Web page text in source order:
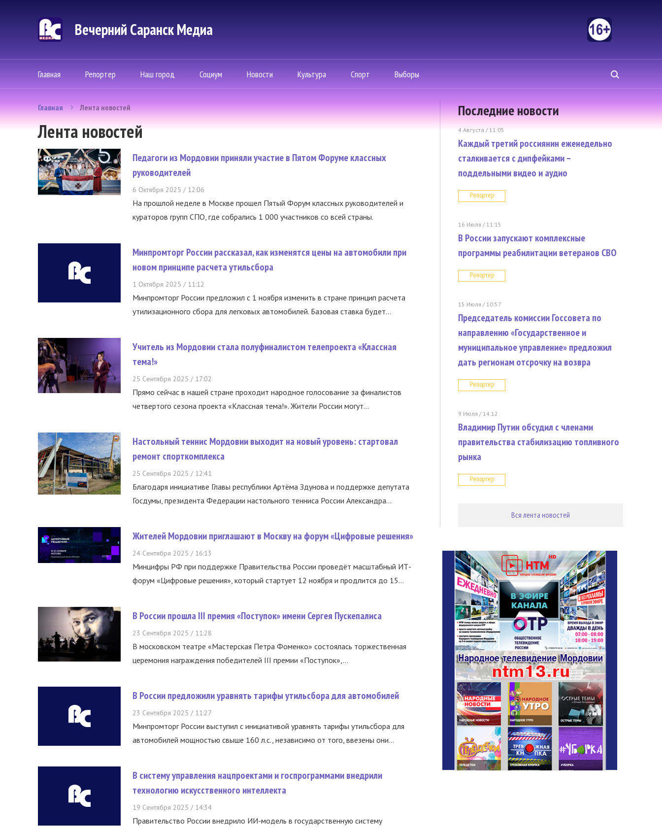
Вечерний Саранск Mедиа
Главная Репортер Наш город Социум Новости Культура Спорт Выборы
Главная Лента новостей
Лента новостей
Педагоги из Мордовии приняли участие в Пятом Форуме классных
руководителей
6 Октября 2025 / 12:06
На прошлой неделе в Москве прошел Пятый Форум классных руководителей и
кураторов групп СПО, где собрались 1 000 участников со всей страны.
Минпромторг России рассказал, как изменятся цены на автомобили при
новом принципе расчета утильсбора
1 Октября 2025 / 11:12
Минпромторг России предложил с 1 ноября изменить в стране принцип расчета
утилизационного сбора для легковых автомобилей. Базовая ставка будет...
Учитель из Мордовии стала полуфиналистом телепроекта «Классная
тема!»
25 Сентября 2025 / 17:02
Прямо сейчас в нашей стране проходит народное голосование за финалистов
четвертого сезона проекта «Классная тема!». Жители России могут...
Настольный теннис Мордовии выходит на новый уровень: стартовал
ремонт спорткомплекса
25 Сентября 2025 / 12:41
Благодаря инициативе Главы республики Артёма Здунова и поддержке депутата
Госдумы, президента Федерации настольного тенниса России Александра...
Жителей Мордовии приглашают в Москву на форум «Цифровые решения»
24 Сентября 2025 / 16:13
Минцифры РФ при поддержке Правительства России проведёт масштабный ИТ-
форум «Цифровые решения», который стартует 12 ноября и продлится до 15...
В России прошла III премия «Поступок» имени Сергея Пускепалиса
23 Сентября 2025 / 11:28
В московском театре «Мастерская Петра Фоменко» состоялась торжественная
церемония награждения победителей III премии «Поступок»,...
В России предложили уравнять тарифы утильсбора для автомобилей
23 Сентября 2025 / 11:27
Минпромторг России выступил с инициативой уравнять тарифы утильсбора для
автомобилей мощностью свыше 160 л.с., независимо от того, ввезены они...
В систему управления нацпроектами и госпрограммами внедрили
технологию искусственного интеллекта
19 Сентября 2025 / 14:34
Правительство России внедрило ИИ-модель в государственную систему
Последние новости
4 Августа / 11:05
Каждый третий россиянин еженедельно
сталкивается с дипфейками –
поддельными видео и аудио
Репортер
16 Июля / 11:15
В России запускают комплексные
программы реабилитации ветеранов СВО
Репортер
15 Июля / 10:57
Председатель комиссии Госсовета по
направлению «Государственное и
муниципальное управление» предложил
дать регионам отсрочку на возвра
Репортер
9 Июля / 14:12
Владимир Путин обсудил с членами
правительства стабилизацию топливного
рынка
Репортер
Вся лента новостей